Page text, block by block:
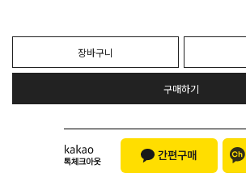
장바구니
구매하기